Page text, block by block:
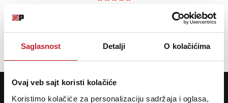
Saglasnost Detalji O kolačićima
Ovaj veb sajt koristi kolačiće
Koristimo kolačiće za personalizaciju sadržaja i oglasa,
DODAJ U KORPU
POTREBNA VAM JE POMOĆ? POZOVITE NAS!
prijavite se na naš NEWSLETTER!